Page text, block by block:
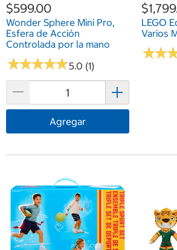
$599.00
Wonder Sphere Mini Pro,
Esfera de Acción
Controlada por la mano
★★★★★
★★★★★5.0 (1)
Agregar
LEGO
Varios
★★
★★